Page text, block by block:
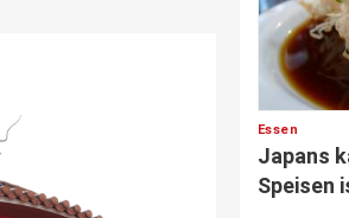
Essen
Japans
Speisen